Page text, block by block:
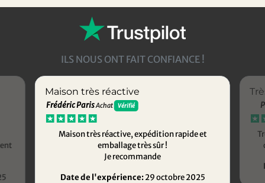
ILS NOUS ONT FAIT CONFIANCE !
Maison très réactive
Frédéric ParisAchat Vérifié
Maison très réactive, expédition rapide et
emballage très sûr !
Je recommande
Date de l'expérience:29 octobre 2025